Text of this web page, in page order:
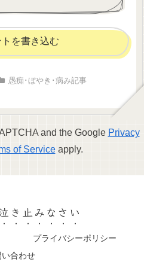
トを書き込む
愚痴･ぼやき･病み記事
and the Google Privacy
of Serviceapply.
き止みなさい
プライバシーポリシー
い合わせ